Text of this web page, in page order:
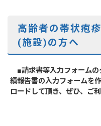
高齢者の帯状疱
(施設)の方へ
■請求書等入力フォームの
績報告書の入力フォームを
ロードして頂き、ぜひ、ご利